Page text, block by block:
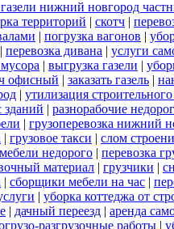
нижний новгород
территорий | скотч |
| погрузка вагонов |
| перевозка дивана | услуги
| выгрузка газели |
офисный | заказать газель |
| утилизация
зданий | разнорабочие
| грузоперевозка нижний
| грузовое такси | слом
недорого | перевозка
материал | грузчики |
| сборщики мебели на час |
| уборка коттеджа от
| дачный переезд | аренда
разгрузочные работы |